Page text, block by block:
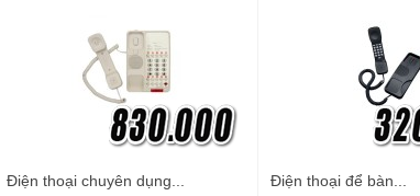
Điện thoại chuyên dụng... Điện thoại để bàn...